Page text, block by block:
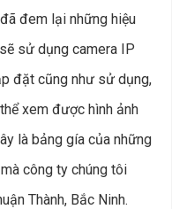
đem lại những hiệu
sử dụng camera IP
đặt cũng như sử dụng,
xem được hình ảnh
là bảng gía của những
công ty chúng tôi
Thành, Bắc Ninh.